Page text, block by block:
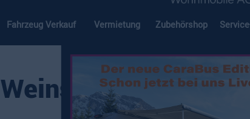
Fahrzeug Verkauf Vermietung Zubehörshop
Weinsberg